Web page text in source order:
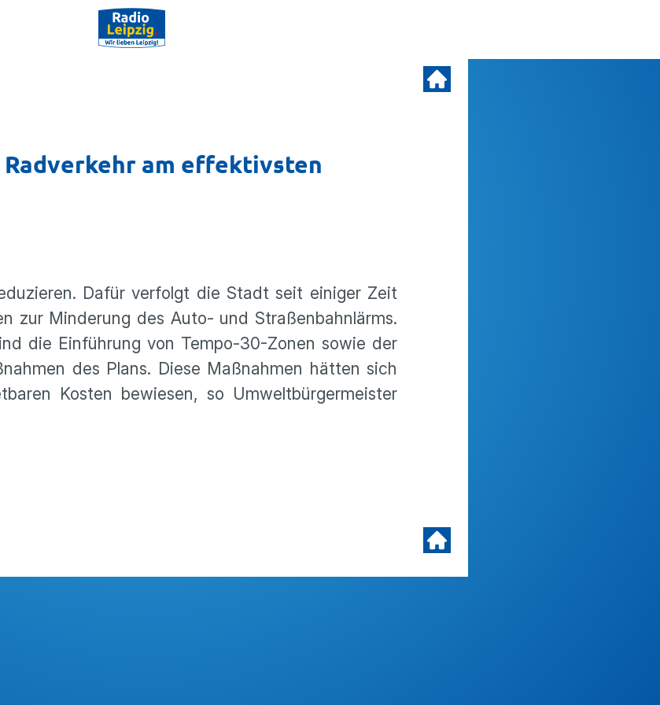
Radverkehr am effektivsten
Dafür verfolgt die Stadt seit einiger Zeit
zur Minderung des Auto- und Straßenbahnlärms.
die Einführung von Tempo-30-Zonen sowie der
des Plans. Diese Maßnahmen hätten sich
Kosten bewiesen, so Umweltbürgermeister